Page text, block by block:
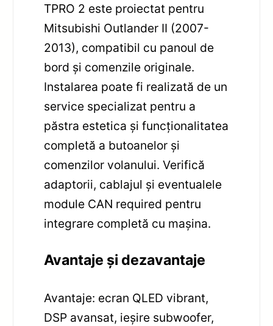
TPRO 2 este proiectat pentru
Mitsubishi Outlander II (2007-
2013), compatibil cu panoul de
bord și comenzile originale.
Instalarea poate fi realizată de un
service specializat pentru a
păstra estetica și funcționalitatea
completă a butoanelor și
comenzilor volanului. Verifică
adaptorii, cablajul și eventualele
module CAN required pentru
integrare completă cu mașina.
Avantaje și dezavantaje
Avantaje: ecran QLED vibrant,
DSP avansat, ieșire subwoofer,